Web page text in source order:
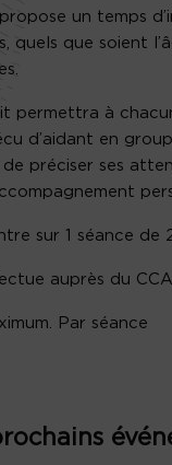
un temps
quels que soient
permettra à
d’aidant en
de préciser ses
sur 1 séance de
auprès du
Par séance